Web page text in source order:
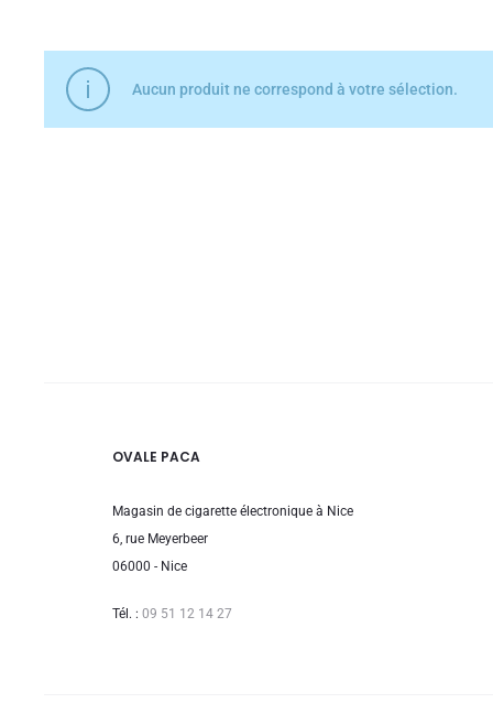
Aucun produit ne correspond à votre sélection.
OVALE PACA
Magasin de cigarette électronique à Nice
6, rue Meyerbeer
06000 - Nice
Tél. : 09 51 12 14 27